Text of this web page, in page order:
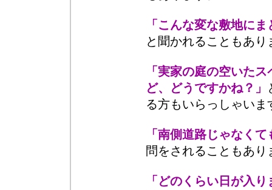
「こんな変な敷地に
と聞かれることもあり
「実家の庭の空いた
ど、どうですかね？」
る方もいらっしゃいま
「南側道路じゃなく
問をされることもあり
「どのくらい日が入